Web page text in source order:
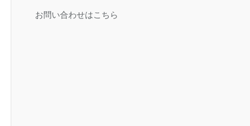
お問い合わせはこちら